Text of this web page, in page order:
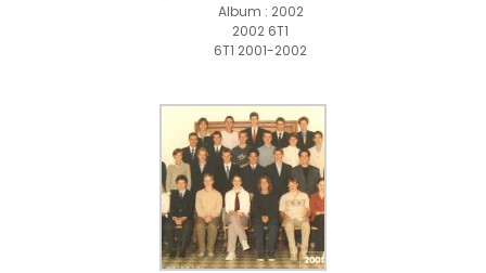
Album : 2002
2002 6T1
6T1 2001-2002